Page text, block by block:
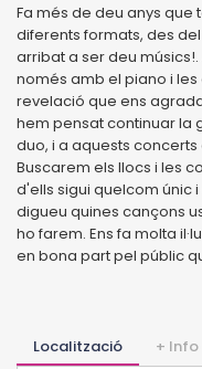
Fa més de deu anys
diferents formats, des
arribat a ser deu
només amb el piano i
revelació que ens
hem pensat continuar la
duo, i a aquests
Buscarem els llocs i les
d'ells sigui quelcom únic
digueu quines cançons
ho farem. Ens fa molta
en bona part pel públic
Localització + Info